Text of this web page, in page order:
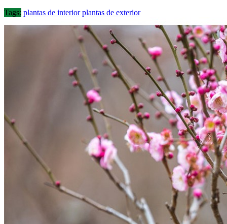
Tags: plantas de interior plantas de exterior